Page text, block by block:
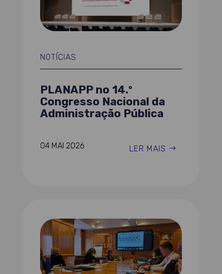
NOTÍCIAS
PLANAPP no 14.º
Congresso Nacional da
Administração Pública
04 MAI 2026 LER MAIS